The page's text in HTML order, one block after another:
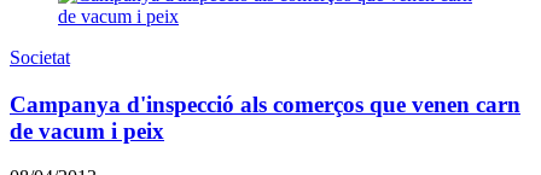
Societat
Campanya d'inspecció als comerços que venen carn
de vacum i peix